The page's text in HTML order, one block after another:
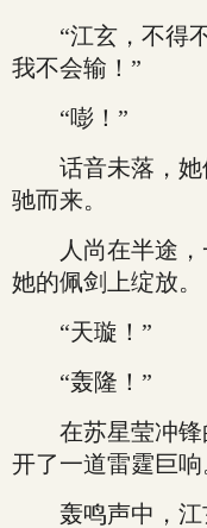
“江玄，不得不
我不会输！”
“嘭！”
话音未落，她
驰而来。
人尚在半途，
她的佩剑上绽放。
“天璇！”
“轰隆！”
在苏星莹冲锋
开了一道雷霆巨响
轰鸣声中，江